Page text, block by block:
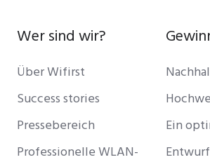
Wer sind wir?
Über Wifirst
Success stories
Pressebereich
Professionelle WLAN-
Ein